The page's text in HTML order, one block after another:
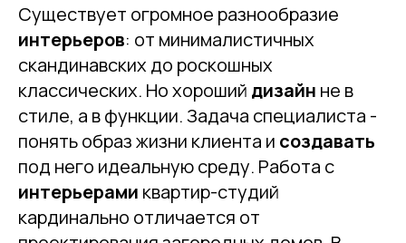
Существует огромное разнообразие
интерьеров: от минималистичных
скандинавских до роскошных
классических. Но хороший дизайн не в
стиле, а в функции. Задача специалиста -
понять образ жизни клиента и создавать
под него идеальную среду. Работа с
интерьерами квартир-студий
кардинально отличается от